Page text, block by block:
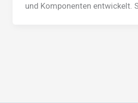
und Komponenten entwickelt.